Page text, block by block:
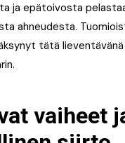
ja epätoivosta
ahneudesta.
tätä lieventävänä
vaiheet